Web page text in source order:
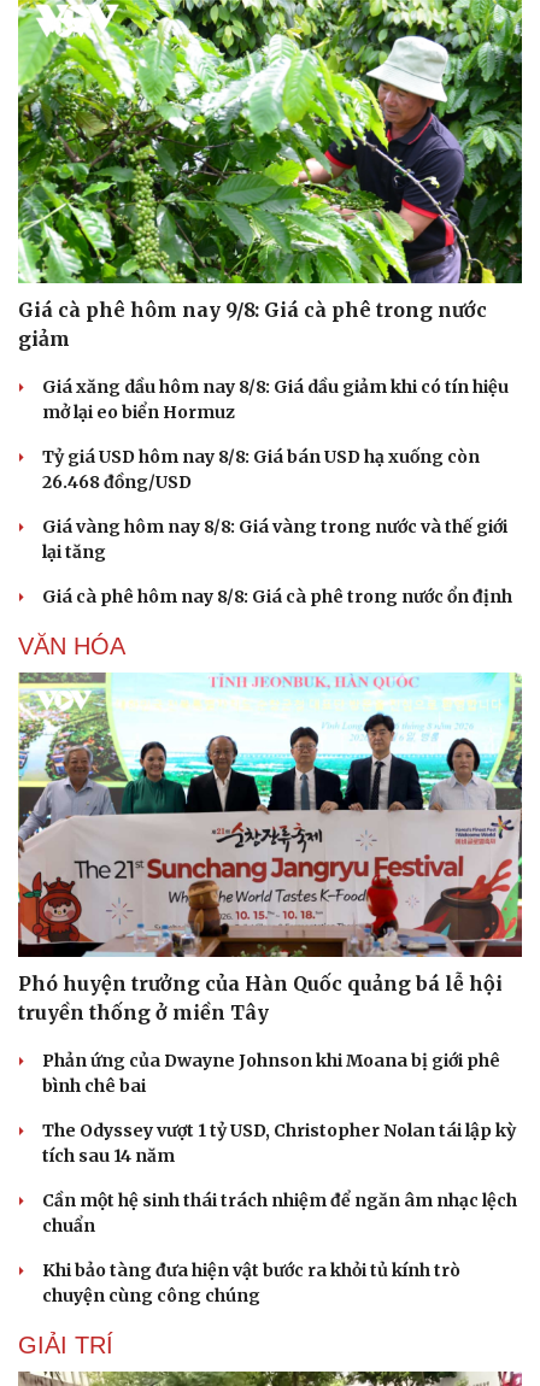
Dinh dưỡng - món ngon
Sản phụ khoa
Nhi khoa
Làm đẹp - giảm cân
Phòng mạch online
Tình yêu - Gia đình
Giá cà phê hôm nay 9/8: Giá cà phê trong nước
giảm
Giá xăng dầu hôm nay 8/8: Giá dầu giảm khi có tín hiệu
mở lại eo biển Hormuz
Tỷ giá USD hôm nay 8/8: Giá bán USD hạ xuống còn
26.468 đồng/USD
Giá vàng hôm nay 8/8: Giá vàng trong nước và thế giới
lại tăng
Giá cà phê hôm nay 8/8: Giá cà phê trong nước ổn định
VĂN HÓA
Phó huyện trưởng của Hàn Quốc quảng bá lễ hội
truyền thống ở miền Tây
Phản ứng của Dwayne Johnson khi Moana bị giới phê
bình chê bai
The Odyssey vượt 1 tỷ USD, Christopher Nolan tái lập kỳ
tích sau 14 năm
Cần một hệ sinh thái trách nhiệm để ngăn âm nhạc lệch
chuẩn
Khi bảo tàng đưa hiện vật bước ra khỏi tủ kính trò
chuyện cùng công chúng
GIẢI TRÍ